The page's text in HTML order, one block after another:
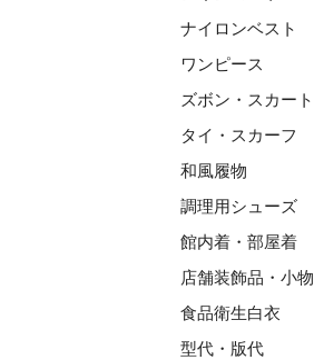
ナイロンベスト
ワンピース
ズボン・スカート
タイ・スカーフ
和風履物
調理用シューズ
館内着・部屋着
店舗装飾品・小物
食品衛生白衣
型代・版代